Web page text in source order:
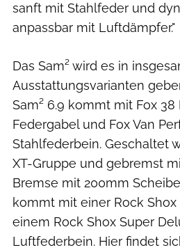
sanft mit Stahlfeder und
anpassbar mit Luftdämpfer."
Das Sam² wird es in
Ausstattungsvarianten
Sam² 6.9 kommt mit Fox
Federgabel und Fox Van
Stahlfederbein. Geschaltet
XT-Gruppe und gebremst
Bremse mit 200mm
kommt mit einer Rock Shox
einem Rock Shox Super
Luftfederbein. Hier findet